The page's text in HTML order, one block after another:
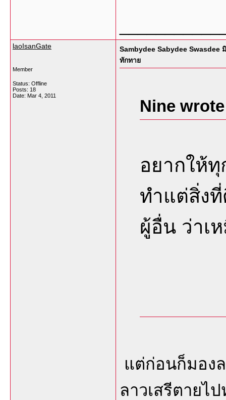
laoIsanGate
Member
Status: Offline
Posts: 18
Date: Mar 4, 2011
Sambydee Sabydee
ทักทาย
Nine
อยากให้
ทำแต่สิ่งที่
ผู้อื่น ว่าเ
แต่ก่อนก็มอง
ลาวเสรีตายไ